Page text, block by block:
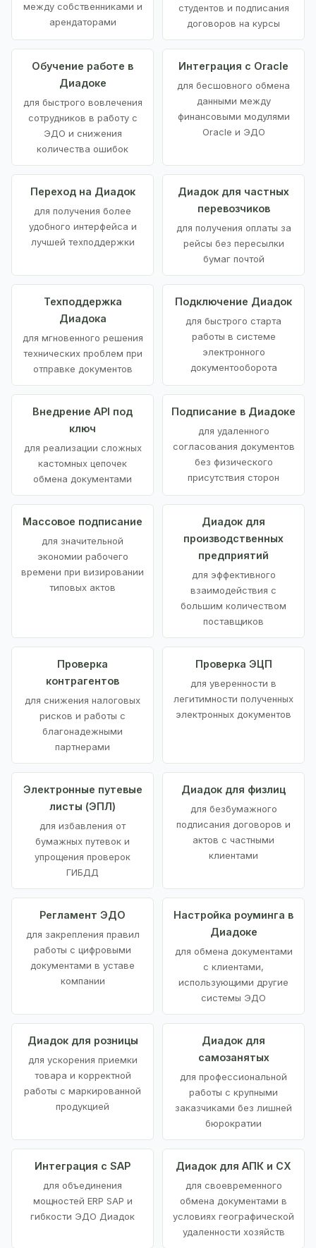
между собственниками и
арендаторами
студентов и подписания
договоров на курсы
Обучение работе в
Диадоке
для быстрого вовлечения
сотрудников в работу с
ЭДО и снижения
количества ошибок
Интеграция с Oracle
для бесшовного обмена
данными между
финансовыми модулями
Oracle и ЭДО
Переход на Диадок
для получения более
удобного интерфейса и
лучшей техподдержки
Диадок для частных
перевозчиков
для получения оплаты за
рейсы без пересылки
бумаг почтой
Техподдержка
Диадока
для мгновенного решения
технических проблем при
отправке документов
Подключение Диадок
для быстрого старта
работы в системе
электронного
документооборота
Внедрение API под
ключ
для реализации сложных
кастомных цепочек
обмена документами
Подписание в Диадоке
для удаленного
согласования документов
без физического
присутствия сторон
Массовое подписание
для значительной
экономии рабочего
времени при визировании
типовых актов
Диадок для
производственных
предприятий
для эффективного
взаимодействия с
большим количеством
поставщиков
Проверка
контрагентов
для снижения налоговых
рисков и работы с
благонадежными
партнерами
Проверка ЭЦП
для уверенности в
легитимности полученных
электронных документов
Электронные путевые
листы (ЭПЛ)
для избавления от
бумажных путевок и
упрощения проверок
ГИБДД
Диадок для физлиц
для безбумажного
подписания договоров и
актов с частными
клиентами
Регламент ЭДО
для закрепления правил
работы с цифровыми
документами в уставе
компании
Настройка роуминга в
Диадоке
для обмена документами
с клиентами,
использующими другие
системы ЭДО
Диадок для розницы
для ускорения приемки
товара и корректной
работы с маркированной
продукцией
Диадок для
самозанятых
для профессиональной
работы с крупными
заказчиками без лишней
бюрократии
Интеграция с SAP
для объединения
мощностей ERP SAP и
гибкости ЭДО Диадок
Диадок для АПК и СХ
для своевременного
обмена документами в
условиях географической
удаленности хозяйств